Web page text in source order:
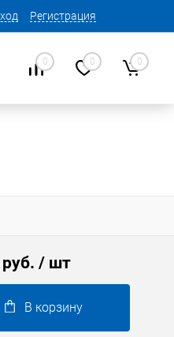
Регистрация
0 0 0
/ шт
В корзину